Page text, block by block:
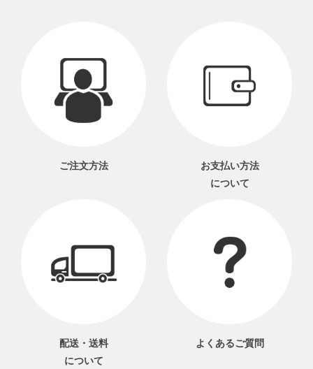
ご注文方法
お支払い方法
について
配送・送料
について
よくあるご質問